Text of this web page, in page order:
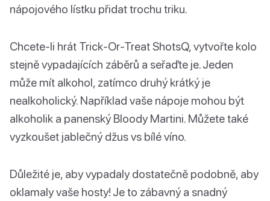
nápojového lístku přidat trochu triku.
Chcete-li hrát Trick-Or-Treat ShotsQ, vytvořte kolo
stejně vypadajících záběrů a seřaďte je. Jeden
může mít alkohol, zatímco druhý krátký je
nealkoholický. Například vaše nápoje mohou být
alkoholik a panenský Bloody Martini. Můžete také
vyzkoušet jablečný džus vs bílé víno.
Důležité je, aby vypadaly dostatečně podobně, aby
oklamaly vaše hosty! Je to zábavný a snadný